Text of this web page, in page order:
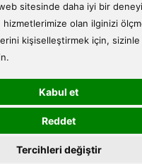
sitesinde daha iyi bir
olan ilginizi
kişiselleştirmek için, sizinle
.
Kabul et
Reddet
Tercihleri değiştir
SSL Sertifikası ile
0
ve Pazaryeri Entegrasyon